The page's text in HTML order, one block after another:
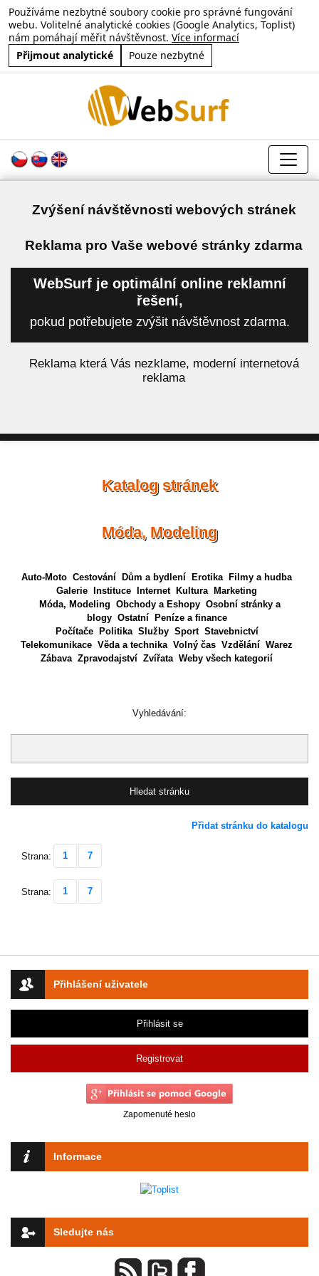
Používáme nezbytné soubory cookie pro správné fungování
webu. Volitelné analytické cookies (Google Analytics, Toplist)
nám pomáhají měřit návštěvnost. Více informací
Přijmout analytické
Pouze nezbytné
Zvýšení návštěvnosti webových stránek
Reklama pro Vaše webové stránky zdarma
WebSurf je optimální online reklamní
řešení,
pokud potřebujete zvýšit návštěvnost zdarma.
Reklama která Vás nezklame, moderní internetová
reklama
Přihlášení uživatele
Přihlásit se
Registrovat
Zapomenuté heslo
Informace
Sledujte nás
Katalog stránek
Móda, Modeling
Auto-Moto Cestování Dům a bydlení Erotika
Filmy a hudba
Galerie
Instituce Internet Kultura
Marketing
Móda, Modeling Obchody a Eshopy Osobní stránky a
blogy Ostatní
Peníze a finance
Počítače
Politika Služby Sport Stavebnictví
Telekomunikace Věda a technika Volný čas Vzdělání Warez
Zábava Zpravodajství Zvířata Weby všech kategorií
Vyhledávání:
Přidat stránku do katalogu
Strana: 1 7
Strana: 1 7